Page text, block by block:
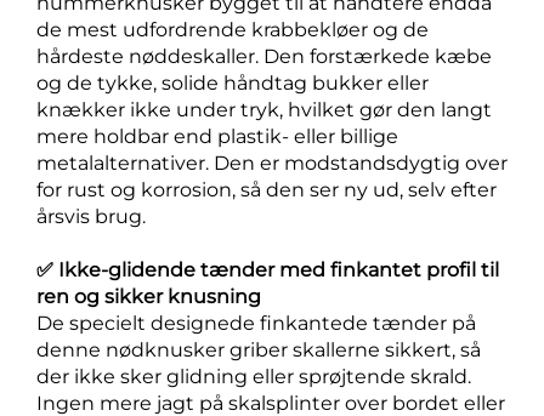
de mest udfordrende krabbekløer og de
hårdeste nøddeskaller. Den forstærkede kæbe
og de tykke, solide håndtag bukker eller
knækker ikke under tryk, hvilket gør den langt
mere holdbar end plastik- eller billige
metalalternativer. Den er modstandsdygtig over
for rust og korrosion, så den ser ny ud, selv efter
årsvis brug.
✅ Ikke-glidende tænder med finkantet profil til
ren og sikker knusning
De specielt designede finkantede tænder på
denne nødknusker griber skallerne sikkert, så
der ikke sker glidning eller sprøjtende skrald.
Ingen mere jagt på skalsplinter over bordet eller